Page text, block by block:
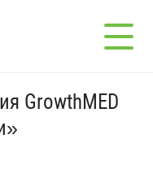
GrowthMED